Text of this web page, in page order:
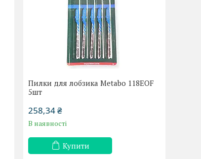
Пилки для лобзика Metabo 118EOF
5шт
258,34 ₴
В наявності
Купити